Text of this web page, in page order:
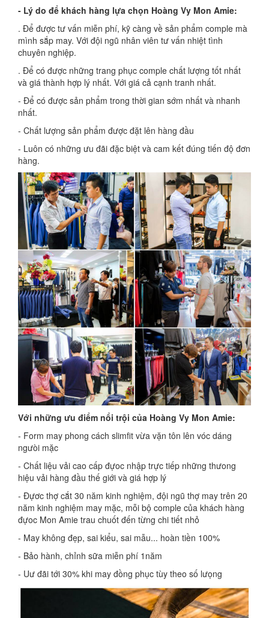
- Lý do để khách hàng lựa chọn Hoàng Vy Mon Amie:
. Để được tư vấn miễn phí, kỹ càng về sản phẩm comple mà
mình sắp may. Với đội ngũ nhân viên tư vấn nhiệt tình
chuyên nghiệp.
. Để có được những trang phục comple chất lượng tốt nhất
và giá thành hợp lý nhất. Với giá cả cạnh tranh nhất.
- Để có được sản phẩm trong thời gian sớm nhất và nhanh
nhất.
- Chất lượng sản phẩm được đặt lên hàng đầu
- Luôn có những ưu đãi đặc biệt và cam kết đúng tiến độ đơn
hàng.
Với những ưu điểm nổi trội của Hoàng Vy Mon Amie:
- Form may phong cách slimfit vừa vặn tôn lên vóc dáng
ngưòi mặc
- Chất liệu vải cao cấp đựoc nhập trực tiếp những thưong
hiệu vải hàng đầu thế giới và giá hợp lý
- Đựơc thợ cắt 30 năm kinh nghiệm, đội ngũ thợ may trên 20
năm kinh nghiệm may mặc, mỗi bộ comple của khách hàng
đựoc Mon Amie trau chuốt đến từng chi tiết nhỏ
- May không đẹp, sai kiểu, sai mẫu... hoàn tiền 100%
- Bảo hành, chỉnh sữa miễn phí 1năm
- Uư đãi tới 30% khi may đồng phục tùy theo số lưọng